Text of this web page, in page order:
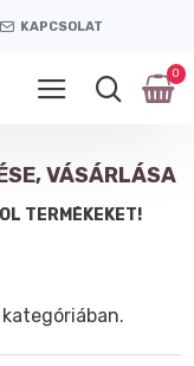
KAPCSOLAT
0
VÁSÁRLÁSA
TERMÉKEKET!